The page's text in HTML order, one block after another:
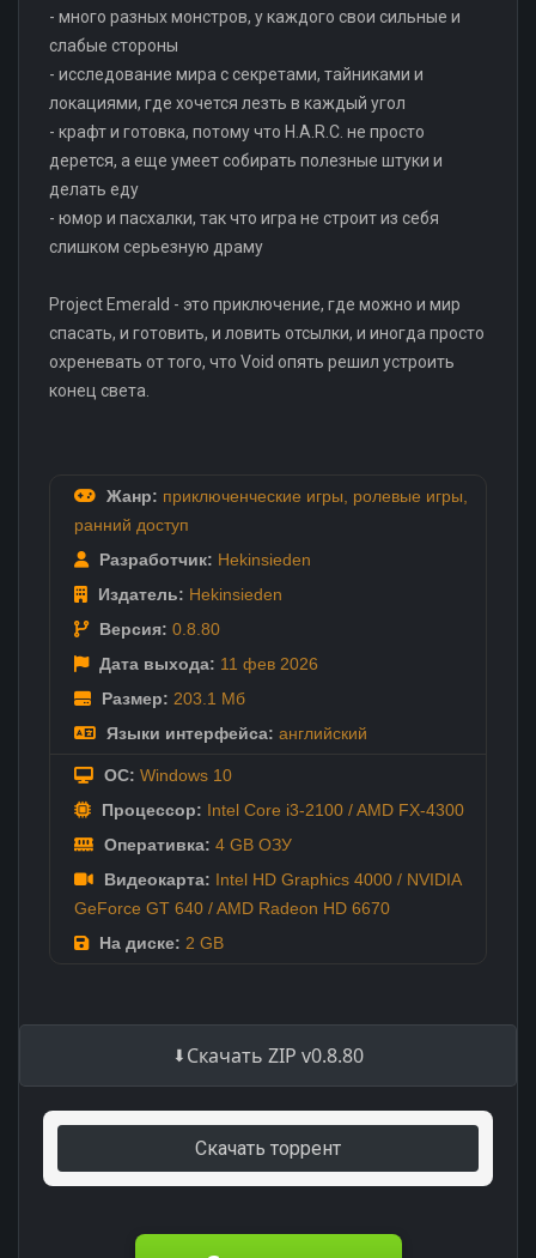
- много разных монстров, у каждого свои сильные и
слабые стороны
- исследование мира с секретами, тайниками и
локациями, где хочется лезть в каждый угол
- крафт и готовка, потому что H.A.R.C. не просто
дерется, а еще умеет собирать полезные штуки и
делать еду
- юмор и пасхалки, так что игра не строит из себя
слишком серьезную драму
Project Emerald - это приключение, где можно и мир
спасать, и готовить, и ловить отсылки, и иногда просто
охреневать от того, что Void опять решил устроить
конец света.
Жанр: приключенческие игры ролевые игры
ранний доступ
Разработчик: Hekinsieden
Издатель: Hekinsieden
Версия: 0.8.80
Дата выхода: 11 фев 2026
Размер: 203.1 Мб
Языки интерфейса: английский
ОС: Windows 10
Процессор: Intel Core i3-2100 / AMD FX-4300
Оперативка: 4 GB ОЗУ
Видеокарта: Intel HD Graphics 4000 / NVIDIA
GeForce GT 640 / AMD Radeon HD 6670
На диске: 2 GB
Скачать ZIP v0.8.80
Скачать торрент